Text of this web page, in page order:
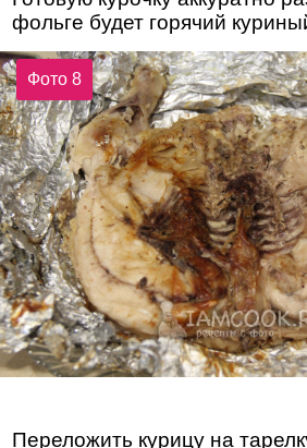
фольге будет горячий
Фото 8
Переложить курицу на